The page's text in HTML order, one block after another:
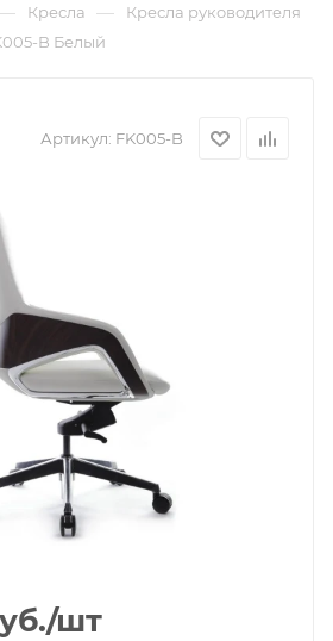
Кресла — Кресла руководителя
B Белый
Артикул: FK005-B
/шт